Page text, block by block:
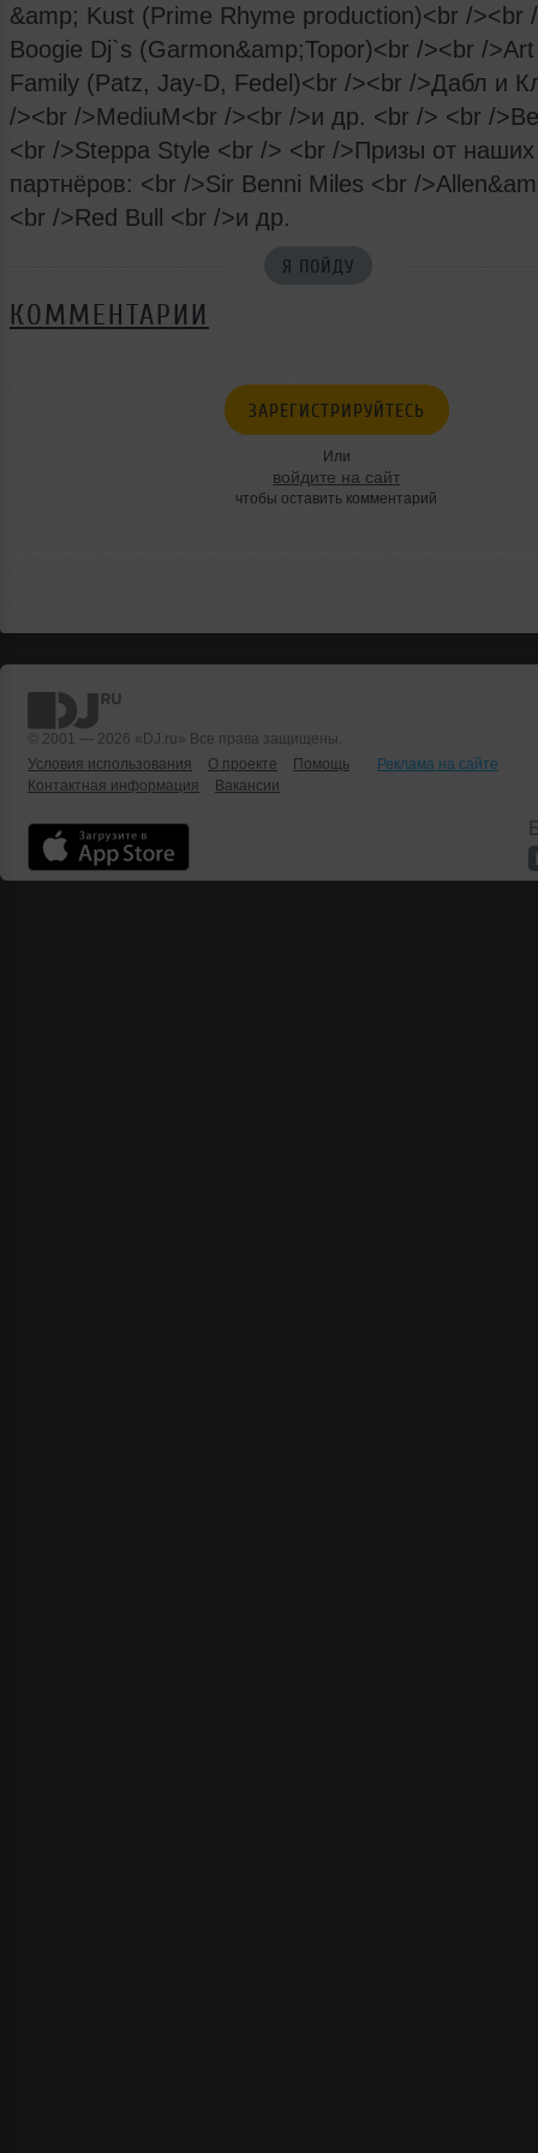
&amp; Kust (Prime Rhyme production)<br /><br
Boogie Dj`s (Garmon&amp;Topor)<br /><br /
Family (Patz, Jay-D, Fedel)<br /><br />Дабл и
/><br />MediuM<br /><br />и др. <br /> <br /
<br />Steppa Style <br /> <br />Призы от наших
партнёров: <br />Sir Benni Miles <br /
<br />Red Bull <br />и др.
Я ПОЙДУ
КОММЕНТАРИИ
ЗАРЕГИСТРИРУЙТЕСЬ
Или
войдите на сайт
чтобы оставить комментарий
© 2001 — 2026 «DJ.ru» Все права защищены.
Условия использования
О проекте Помощь
Реклама на сайте
Контактная информация
Вакансии